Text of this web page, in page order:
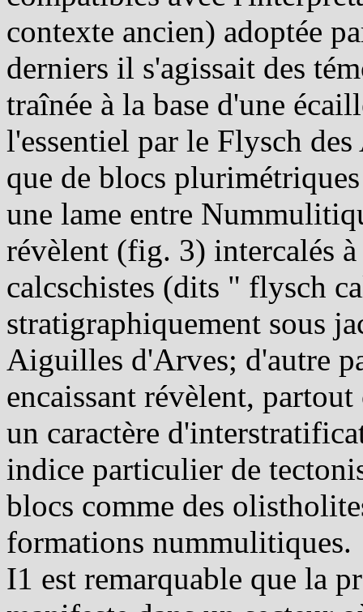
contexte ancien) adoptée
derniers il s'agissait des
traînée à la base d'une
l'essentiel par le Flysch
que de blocs
une lame entre
révèlent (fig. 3) intercalés
calcschistes (dits " flysch
stratigraphiquement sous
Aiguilles d'Arves; d'autre
encaissant révèlent,
un caractère
indice particulier de
blocs comme des
formations nummulitiques.
I1 est remarquable que la